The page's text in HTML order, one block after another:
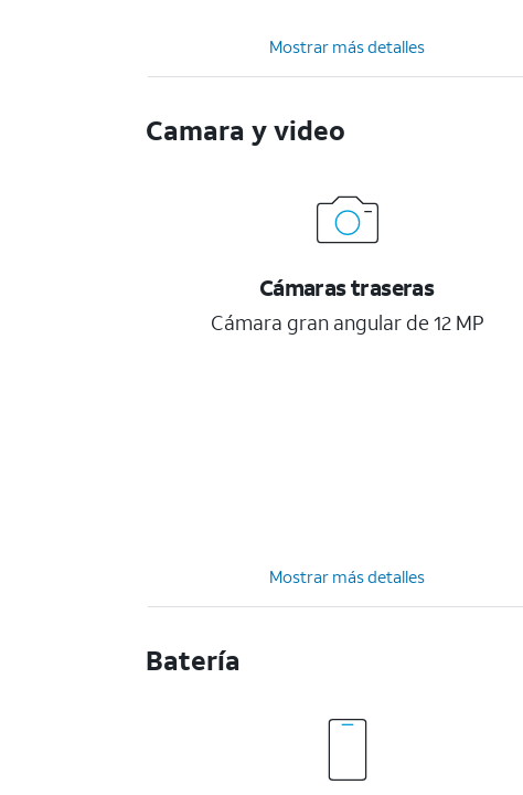
Mostrar más detalles
Camara y video
Cámaras traseras
Cámara gran angular de 12 MP
Mostrar más detalles
Batería